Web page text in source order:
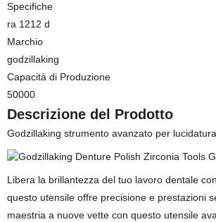
Specifiche
ra 1212 d
Marchio
godzillaking
Capacità di Produzione
50000
Descrizione del Prodotto
Godzillaking strumento avanzato per
Libera la brillantezza del tuo lavoro dentale
questo utensile offre precisione e prestazioni
maestria a nuove vette con questo utensile